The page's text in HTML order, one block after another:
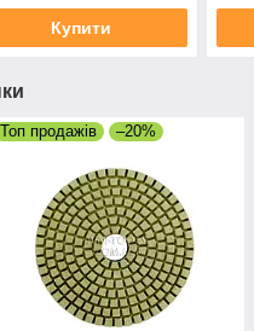
Купити
Топ продажів –20%